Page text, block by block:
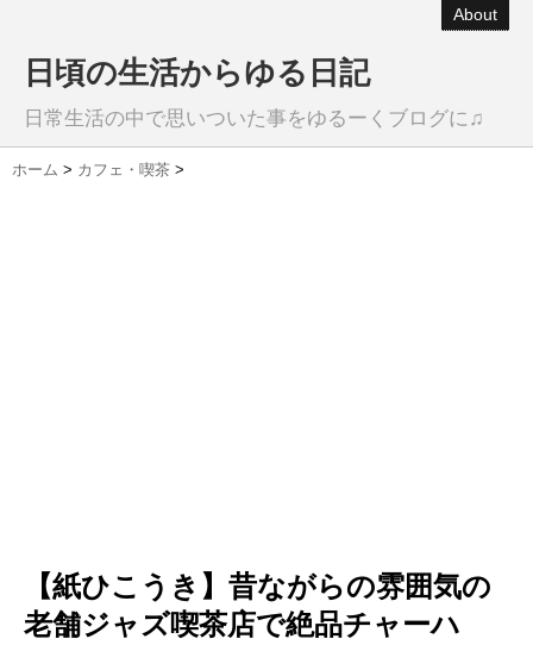
About
日頃の生活からゆる日記
日常生活の中で思いついた事をゆるーくブログに♫
ホーム > カフェ・喫茶 >
【紙ひこうき】昔ながらの雰囲気の
老舗ジャズ喫茶店で絶品チャーハ